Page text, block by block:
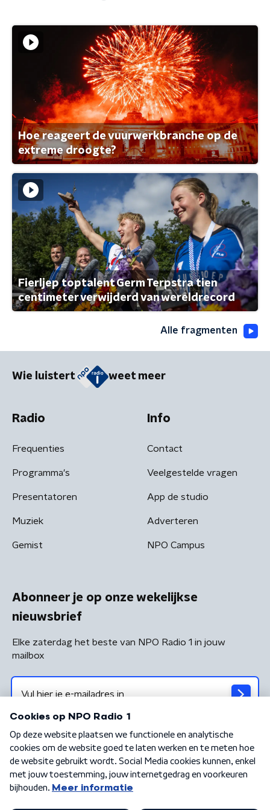
Hoe reageert de vuurwerkbranche op de
extreme droogte?
Fierljep toptalent Germ Terpstra tien
centimeter verwijderd van wereldrecord
Alle fragmenten
Wie luistert weet meer
Radio
Frequenties
Programma's
Presentatoren
Muziek
Gemist
Info
Contact
Veelgestelde vragen
App de studio
Adverteren
NPO Campus
Abonneer je op onze wekelijkse
nieuwsbrief
Elke zaterdag het beste van NPO Radio 1 in jouw
mailbox
Algemene voorwaarden